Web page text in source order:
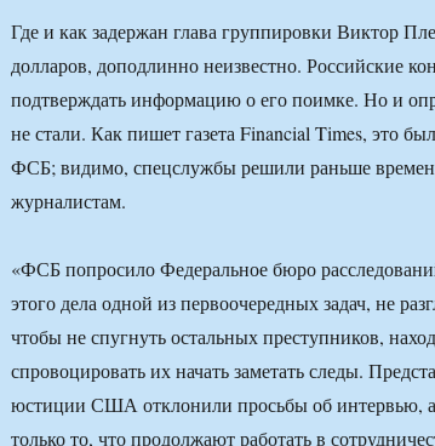
Где и как задержан глава группировки Виктор
долларов, доподлинно неизвестно. Российские
подтверждать информацию о его поимке. Но и
не стали. Как пишет газета Financial Times, это
ФСБ; видимо, спецслужбы решили раньше
журналистам.
«ФСБ попросило Федеральное бюро
этого дела одной из первоочередных задач, не
чтобы не спугнуть остальных преступников,
спровоцировать их начать заметать следы.
юстиции США отклонили просьбы об интервью, а
только то, что продолжают работать в